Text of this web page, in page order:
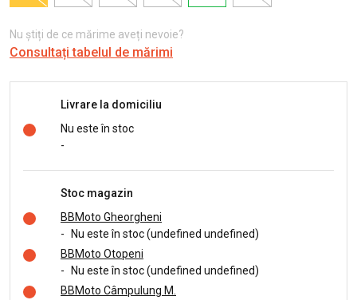
Nu știți de ce mărime aveți nevoie?
Consultați tabelul de mărimi
Livrare la domiciliu
Nu este în stoc
-
Stoc magazin
BBMoto Gheorgheni
-
Nu este în stoc (undefined undefined)
BBMoto Otopeni
-
Nu este în stoc (undefined undefined)
BBMoto Câmpulung M.